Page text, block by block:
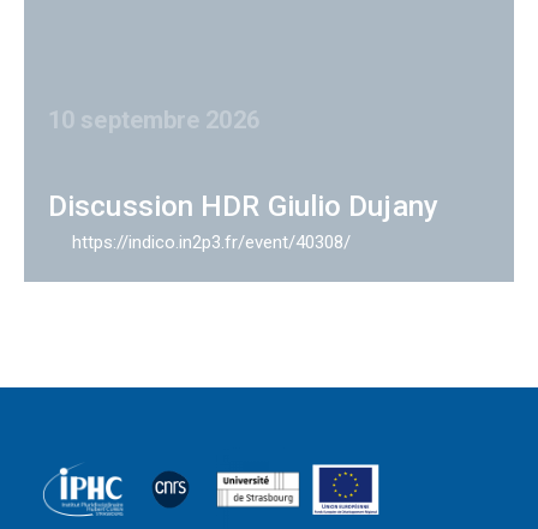
10 septembre 2026
Discussion HDR Giulio Dujany
https://indico.in2p3.fr/event/40308/